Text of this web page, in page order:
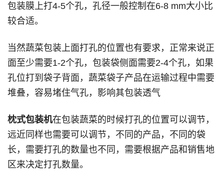
包装膜上打4-5个孔，孔径一般控制在6-8 mm大小比
较合适。
当然蔬菜包装上面打孔的位置也有要求，正常来说正
面至少需要1-2个孔，包装袋侧面需要2-4个孔，如果
孔位打到袋子背面，蔬菜袋子产品在运输过程中需要
堆叠，容易堵住气孔，影响其包装透气
枕式包装机在包装蔬菜的时候打孔的位置可以调节，
远近同样也需要可以调节，不同的产品，不同的袋
长，需要打孔的数量也不同，需要根据产品和销售地
区来决定打孔数量。